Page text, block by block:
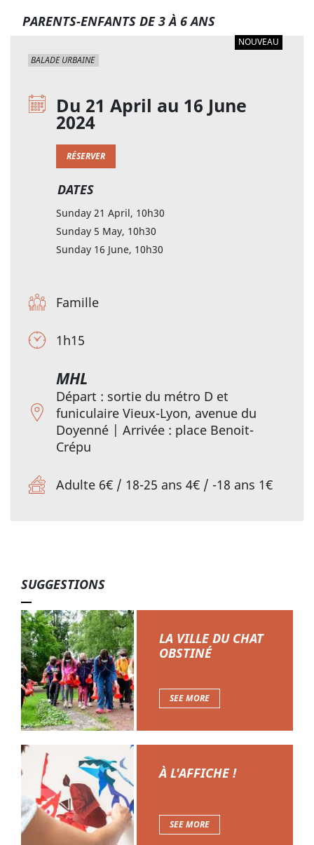
PARENTS-ENFANTS DE 3 À 6 ANS
NOUVEAU
BALADE URBAINE
Du 21 April au 16 June
2024
RÉSERVER
DATES
Sunday 21 April, 10h30
Sunday 5 May, 10h30
Sunday 16 June, 10h30
Famille
1h15
MHL
Départ : sortie du métro D et
funiculaire Vieux-Lyon, avenue du
Doyenné | Arrivée : place Benoit-
Crépu
Adulte 6€ / 18-25 ans 4€ / -18 ans 1€
SUGGESTIONS
LA VILLE DU CHAT
OBSTINÉ
SEE MORE
À L'AFFICHE !
SEE MORE